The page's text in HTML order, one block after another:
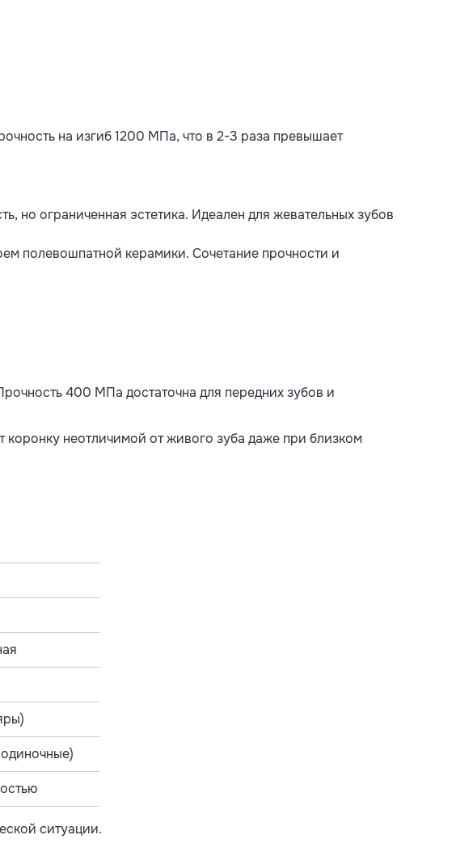
на изгиб 1200 МПа, что в 2-3 раза превышает
но ограниченная эстетика. Идеален для жевательных зубов
полевошпатной керамики. Сочетание прочности и
400 МПа достаточна для передних зубов и
коронку неотличимой от живого зуба даже при близком
ситуации.